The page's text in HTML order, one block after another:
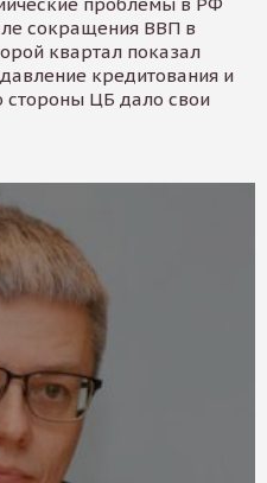
проблемы в РФ
сокращения ВВП в
квартал показал
кредитования и
стороны ЦБ дало свои